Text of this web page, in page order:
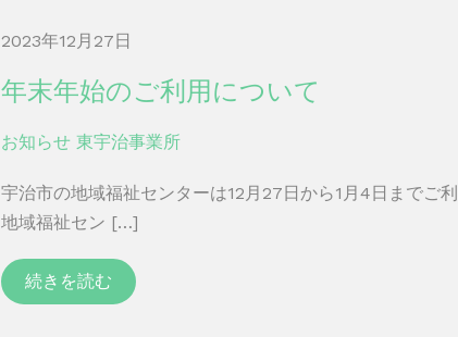
2023年12月27日
年末年始のご利用について
お知らせ 東宇治事業所
宇治市の地域福祉センターは12月27日から1月4日までご
地域福祉セン […]
続きを読む